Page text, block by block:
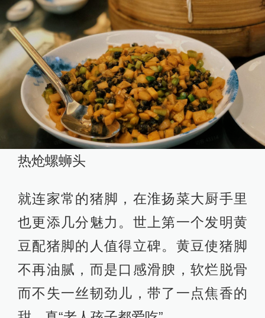
热炝螺蛳头
就连家常的猪脚，在淮扬菜大厨手里
也更添几分魅力。世上第一个发明黄
豆配猪脚的人值得立碑。黄豆使猪脚
不再油腻，而是口感滑腴，软烂脱骨
而不失一丝韧劲儿，带了一点焦香的